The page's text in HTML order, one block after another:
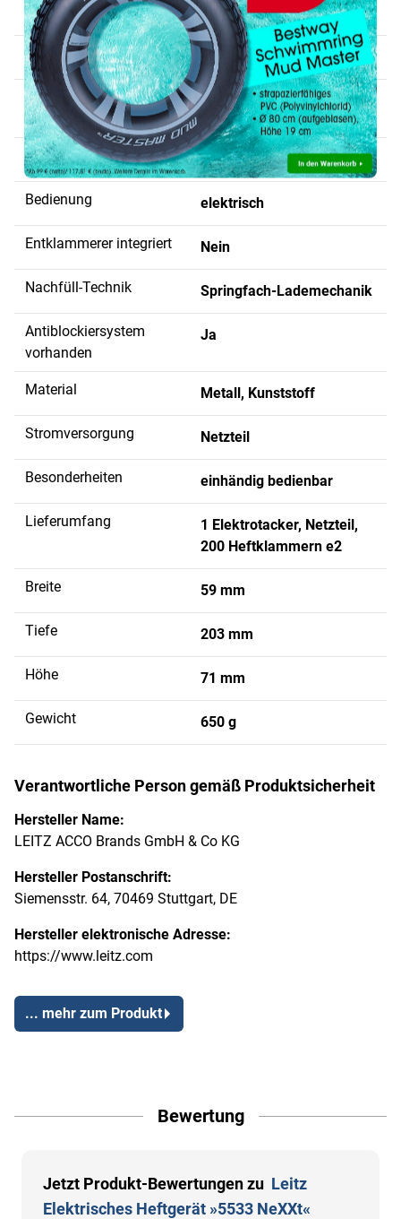
Heftungsart geschlossene Heftung
Heftleistung 20 Blatt (80 g/m²)
Heftklammern-
Fassungsvermögen
150 Stück
max. Zuführungstiefe 20 mm
Bedienung elektrisch
Entklammerer integriert Nein
Nachfüll-Technik Springfach-Lademechanik
Antiblockiersystem
vorhanden
Ja
Material Metall, Kunststoff
Stromversorgung Netzteil
Besonderheiten einhändig bedienbar
Lieferumfang
1 Elektrotacker, Netzteil,
200 Heftklammern e2
Breite 59 mm
Tiefe 203 mm
Höhe 71 mm
Gewicht 650 g
Verantwortliche Person gemäß Produktsicherheit
Hersteller Name:
LEITZ ACCO Brands GmbH & Co KG
Hersteller Postanschrift:
Siemensstr. 64, 70469 Stuttgart, DE
Hersteller elektronische Adresse:
https://www.leitz.com
... mehr zum Produkt
Bewertung
Jetzt Produkt-Bewertungen zu Leitz
Elektrisches Heftgerät »5533 NeXXt«